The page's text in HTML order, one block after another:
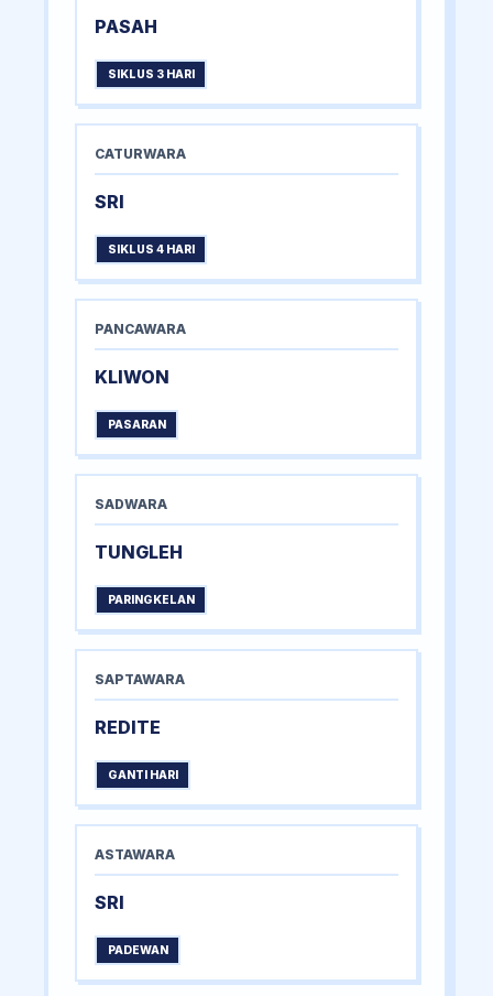
PASAH
SIKLUS 3 HARI
CATURWARA
SRI
SIKLUS 4 HARI
PANCAWARA
KLIWON
PASARAN
SADWARA
TUNGLEH
PARINGKELAN
SAPTAWARA
REDITE
GANTI HARI
ASTAWARA
SRI
PADEWAN